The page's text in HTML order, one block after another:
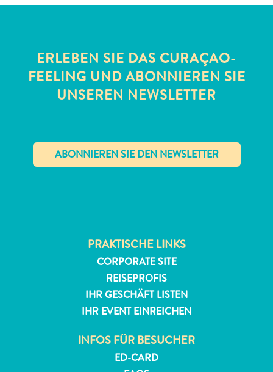
ERLEBEN SIE DAS CURAÇAO-
FEELING UND ABONNIEREN SIE
UNSEREN NEWSLETTER
PRAKTISCHE LINKS
CORPORATE SITE
REISEPROFIS
IHR GESCHÄFT LISTEN
IHR EVENT EINREICHEN
INFOS FÜR BESUCHER
ED-CARD